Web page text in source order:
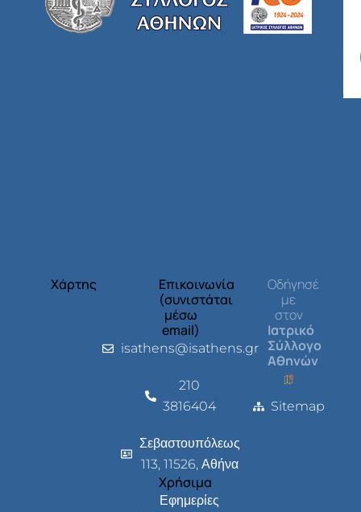
Χάρτης
Επικοινωνία
(συνιστάται
μέσω
email)
isathens@isathens.gr
210
3816404
Σεβαστουπόλεως
113, 11526, Αθήνα
Χρήσιμα
Εφημερίες
Οδήγησέ
με
στον
Ιατρικό
Σύλλογο
Αθηνών
Sitemap